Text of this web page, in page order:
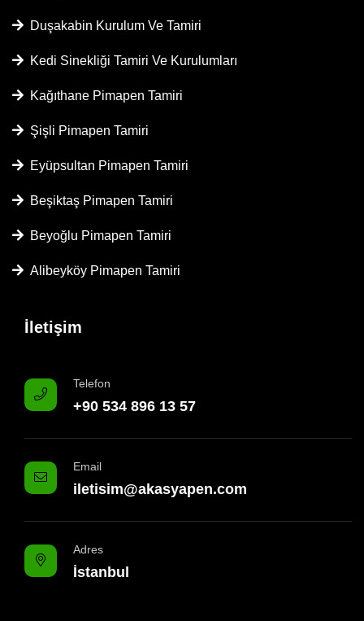
Duşakabin Kurulum Ve Tamiri
Kedi Sinekliği Tamiri Ve Kurulumları
Kağıthane Pimapen Tamiri
Şişli Pimapen Tamiri
Eyüpsultan Pimapen Tamiri
Beşiktaş Pimapen Tamiri
Beyoğlu Pimapen Tamiri
Alibeyköy Pimapen Tamiri
İletişim
Telefon
+90 534 896 13 57
Email
iletisim@akasyapen.com
Adres
İstanbul